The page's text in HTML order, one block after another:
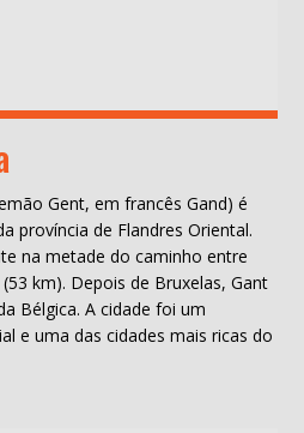
Gent, em francês Gand) é
província de Flandres Oriental.
na metade do caminho entre
km). Depois de Bruxelas, Gant
Bélgica. A cidade foi um
e uma das cidades mais ricas do